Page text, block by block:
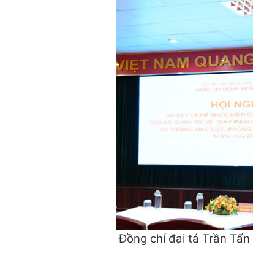
Đồng chí đại tá Trần